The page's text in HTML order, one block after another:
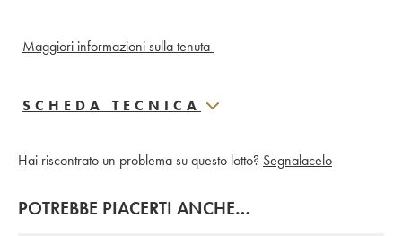
Maggiori informazioni sulla tenuta
SCHEDA TECNICA
Hai riscontrato un problema su questo lotto? Segnalacelo
POTREBBE PIACERTI ANCHE…